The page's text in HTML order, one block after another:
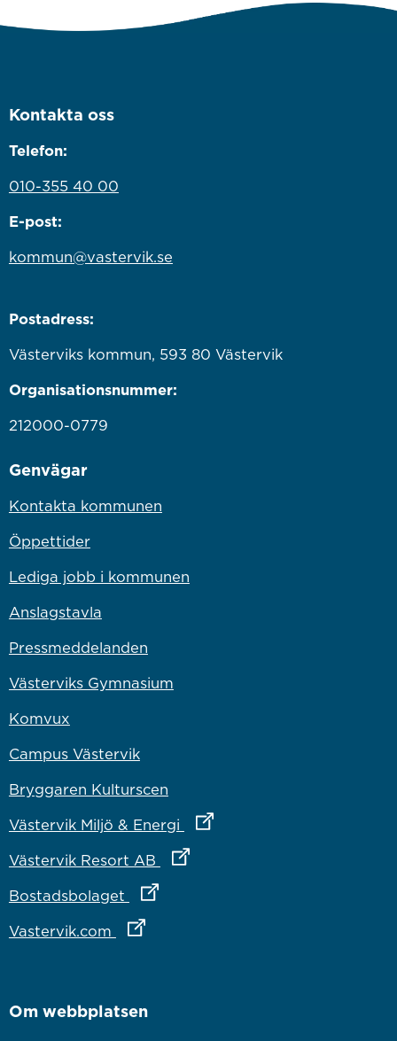
Kontakta oss
Telefon:
010-355 40 00
E-post:
kommun@vastervik.se
Postadress:
Västerviks kommun, 593 80 Västervik
Organisationsnummer:
212000-0779
Genvägar
Kontakta kommunen
Öppettider
Lediga jobb i kommunen
Anslagstavla
Pressmeddelanden
Västerviks Gymnasium
Komvux
Campus Västervik
Bryggaren Kulturscen
Västervik Miljö & Energi
Länk till annan webbplats
Västervik Resort AB Länk till annan webbplats
Bostadsbolaget Länk till annan webbplats
Vastervik.com Länk till annan webbplats
Om webbplatsen